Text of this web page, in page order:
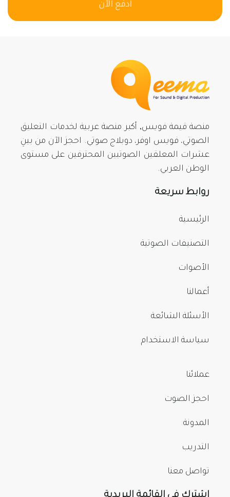
ادفع الآن
منصة قيمة فويس, أكبر منصة عربية لخدمات التعليق
الصوتي، فويس اوفر، دوبلاج صوتي. احجز الآن من بينِ
عشرات المعلقين الصوتيين المحترفين على مستوى
الوطن العربي.
روابط سريعة
الرئيسية
التصنيفات الصوتية
الأصوات
أعمالنا
الأسئلة الشائعة
سياسة الاستخدام
عملائنا
احجز الصوت
المدونة
التدريب
تواصل معنا